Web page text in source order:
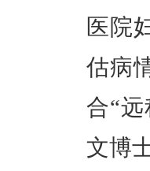
医院
估病
合“
文博